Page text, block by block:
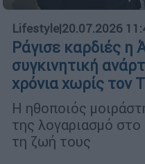
Lifestyle|20.07.2026
Ράγισε καρδιές η
συγκινητική
χρόνια χωρίς τον
Η ηθοποιός
της λογαριασμό
τη ζωή τους